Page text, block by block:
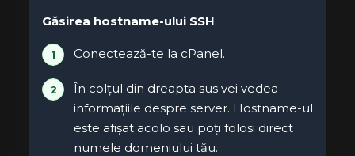
Găsirea hostname-ului SSH
Conectează-te la cPanel.
În colțul din dreapta sus vei vedea
informațiile despre server. Hostname-ul
este afișat acolo sau poți folosi direct
numele domeniului tău.